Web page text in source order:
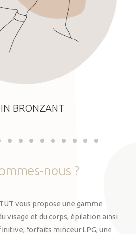
BRONZANT
nous ?
vous propose une gamme
visage et du corps, épilation ainsi
forfaits minceur LPG, une